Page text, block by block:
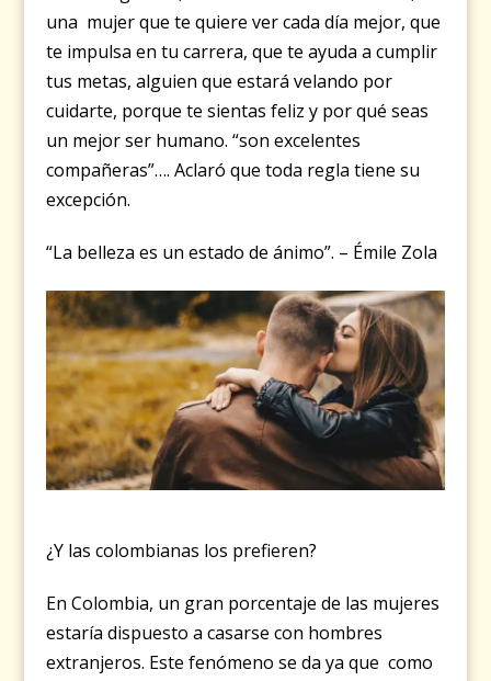
una mujer que te quiere ver cada día mejor, que
te impulsa en tu carrera, que te ayuda a cumplir
tus metas, alguien que estará velando por
cuidarte, porque te sientas feliz y por qué seas
un mejor ser humano. “son excelentes
compañeras”…. Aclaró que toda regla tiene su
excepción.
“La belleza es un estado de ánimo”. – Émile Zola
¿Y las colombianas los prefieren?
En Colombia, un gran porcentaje de las mujeres
estaría dispuesto a casarse con hombres
extranjeros. Este fenómeno se da ya que como